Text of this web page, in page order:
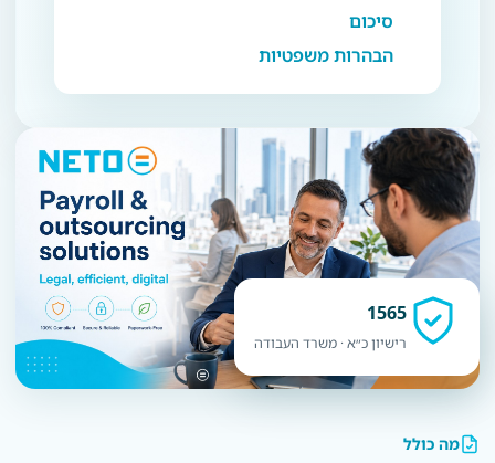
סיכום
הבהרות משפטיות
מה כולל
1565